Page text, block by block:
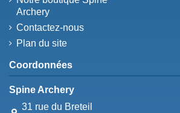
Archery
Contactez-nous
Plan du site
Coordonnées
Spine Archery
31 rue du Breteil